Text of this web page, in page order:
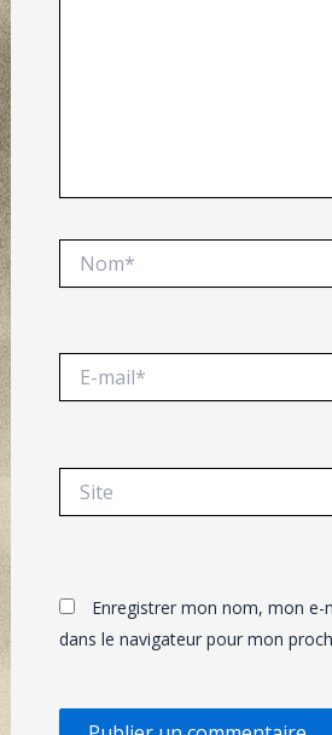
mail*
Enregistrer mon nom, mon e-
dans le navigateur pour mon